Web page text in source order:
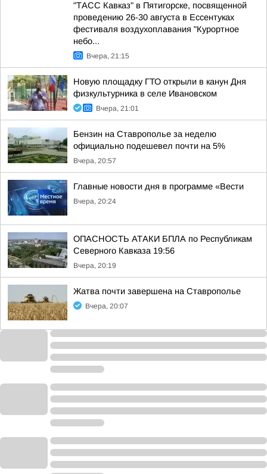
"ТАСС Кавказ" в Пятигорске, посвященной
проведению 26-30 августа в Ессентуках
фестиваля воздухоплавания "Курортное
небо...
Вчера, 21:15
Новую площадку ГТО открыли в канун Дня
физкультурника в селе Ивановском
Вчера, 21:01
Бензин на Ставрополье за неделю
официально подешевел почти на 5%
Вчера, 20:57
Главные новости дня в программе «Вести
Вчера, 20:24
ОПАСНОСТЬ АТАКИ БПЛА по Республикам
Северного Кавказа 19:56
Вчера, 20:19
Жатва почти завершена на Ставрополье
Вчера, 20:07